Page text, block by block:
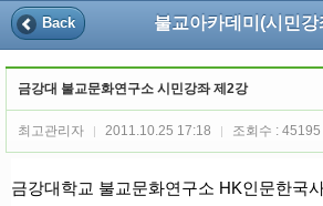
Back 불교아카데미(시민강
금강대 불교문화연구소 시민강좌 제2강
최고관리자 2011.10.25 17:18 조회수 : 45195
금강대학교 불교문화연구소 HK인문한국